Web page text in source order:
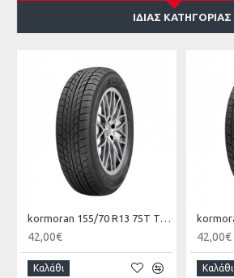
ΊΔΙΑΣ ΚΑΤΗΓΟΡΊΑΣ
kormoran 155/70 R13 75T TL ROAD KO
42,00€
Καλάθι
42,00€
Καλάθι